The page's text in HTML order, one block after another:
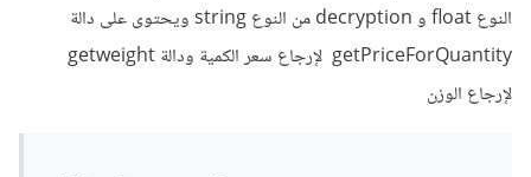
النوع float و decryption من النوع string ويحتوى على دالة
getPriceForQuantity لإرجاع سعر الكمية ودالة getweight
لإرجاع الوزن